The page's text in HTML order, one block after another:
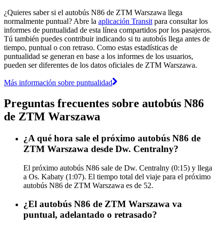
¿Quieres saber si el autobús N86 de ZTM Warszawa llega
normalmente puntual? Abre la aplicación Transit para consultar los
informes de puntualidad de esta línea compartidos por los pasajeros.
Tú también puedes contribuir indicando si tu autobús llega antes de
tiempo, puntual o con retraso. Como estas estadísticas de
puntualidad se generan en base a los informes de los usuarios,
pueden ser diferentes de los datos oficiales de ZTM Warszawa.
Más información sobre puntualidad
Preguntas frecuentes sobre autobús N86
de ZTM Warszawa
¿A qué hora sale el próximo autobús N86 de
ZTM Warszawa desde Dw. Centralny?
El próximo autobús N86 sale de Dw. Centralny (0:15) y llega
a Os. Kabaty (1:07). El tiempo total del viaje para el próximo
autobús N86 de ZTM Warszawa es de 52.
¿El autobús N86 de ZTM Warszawa va
puntual, adelantado o retrasado?